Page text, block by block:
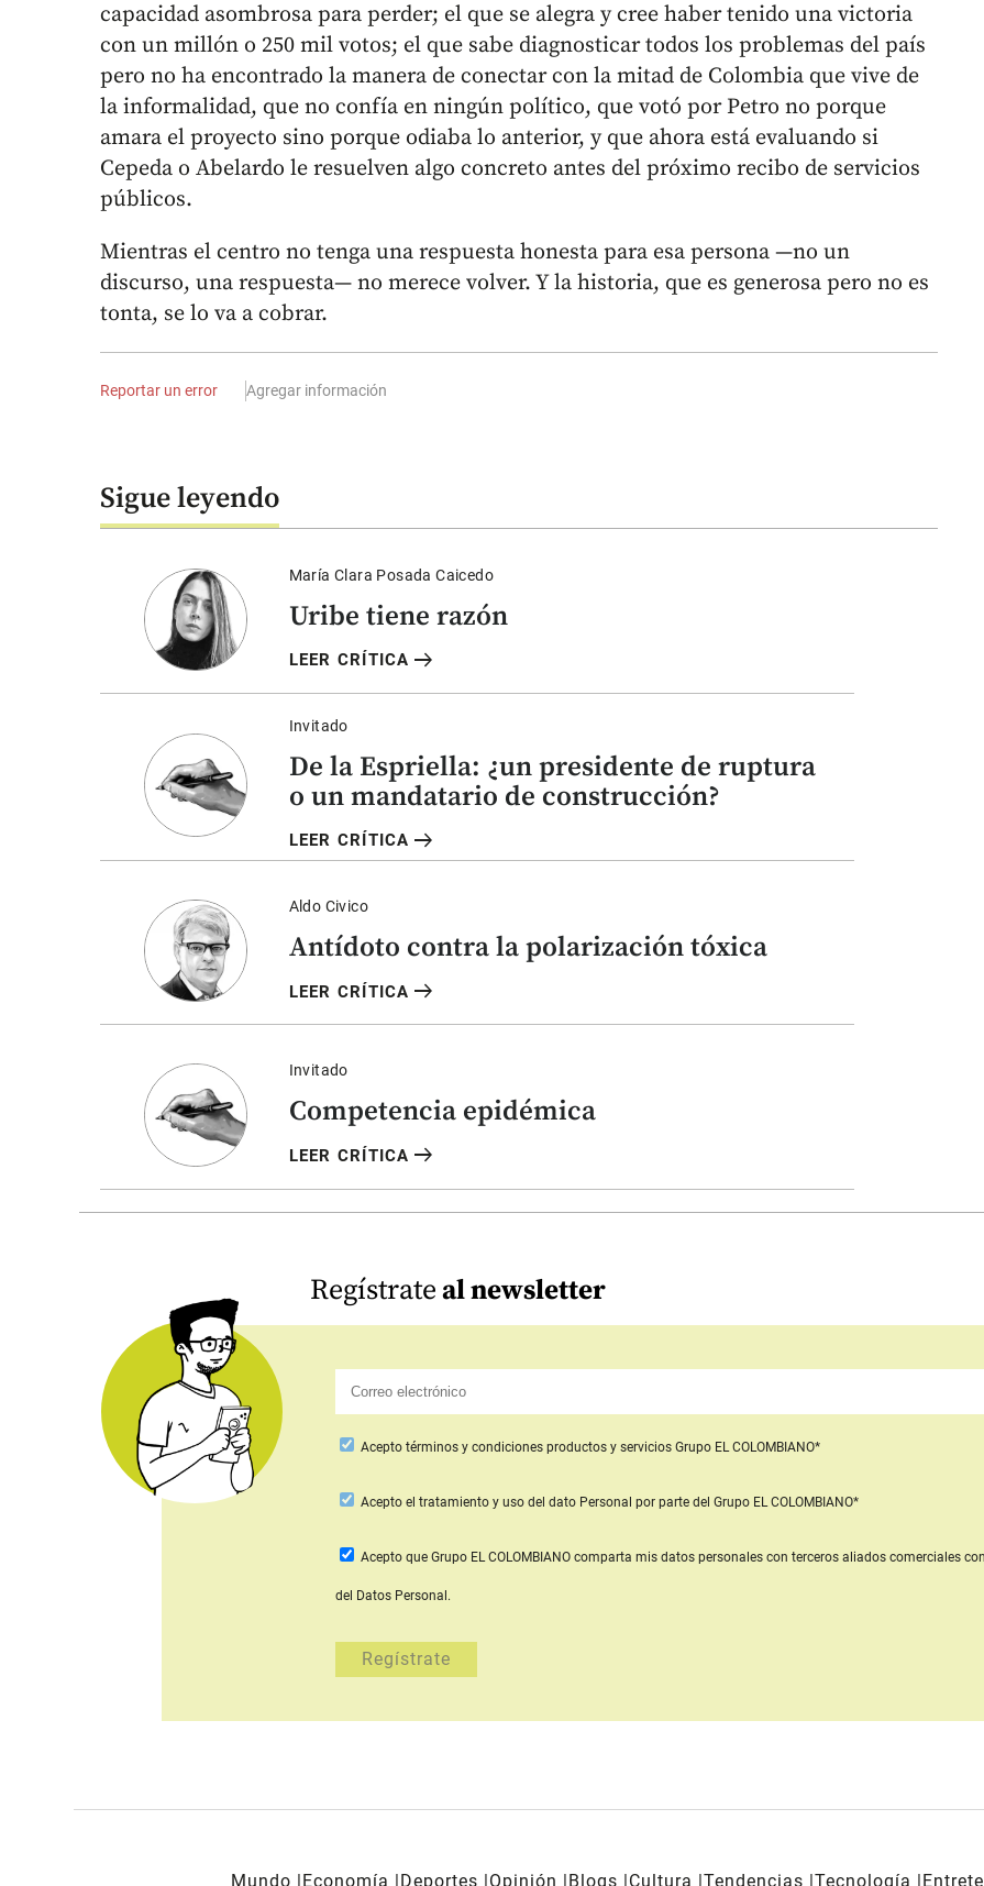
capacidad asombrosa para perder; el que se alegra y cree haber tenido una victoria
con un millón o 250 mil votos; el que sabe diagnosticar todos los problemas del país
pero no ha encontrado la manera de conectar con la mitad de Colombia que vive de
la informalidad, que no confía en ningún político, que votó por Petro no porque
amara el proyecto sino porque odiaba lo anterior, y que ahora está evaluando si
Cepeda o Abelardo le resuelven algo concreto antes del próximo recibo de servicios
públicos.
Mientras el centro no tenga una respuesta honesta para esa persona —no un
discurso, una respuesta— no merece volver. Y la historia, que es generosa pero no es
tonta, se lo va a cobrar.
Reportar un error Agregar información
Sigue leyendo
María Clara Posada Caicedo
Uribe tiene razón
LEER CRÍTICA arrow_right_alt
Invitado
De la Espriella: ¿un presidente de ruptura
o un mandatario de construcción?
LEER CRÍTICA arrow_right_alt
Aldo Civico
Antídoto contra la polarización tóxica
LEER CRÍTICA arrow_right_alt
Invitado
Competencia epidémica
LEER CRÍTICA arrow_right_alt
Regístrateal newsletter
Acepto términos y condiciones productos y servicios Grupo EL COLOMBIANO*
Aceptoel tratamiento y uso del dato Personal por parte del Grupo EL COLOMBIANO*
Acepto que Grupo EL COLOMBIANO comparta mis datos personales con terceros aliados comerciales
del Datos Personal.
Mundo Economía Deportes Opinión Blogs Cultura Tendencias Tecnología